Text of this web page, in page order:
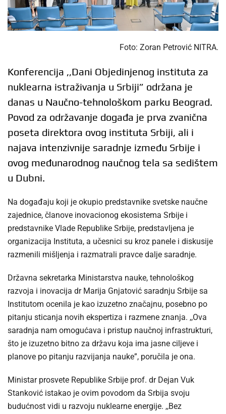
Foto: Zoran Petrović NITRA.
Konferencija ,,Dani Objedinjenog instituta za
nuklearna istraživanja u Srbiji” održana je
danas u Naučno-tehnološkom parku Beograd.
Povod za održavanje događa je prva zvanična
poseta direktora ovog instituta Srbiji, ali i
najava intenzivnije saradnje između Srbije i
ovog međunarodnog naučnog tela sa sedištem
u Dubni.
Na događaju koji je okupio predstavnike svetske naučne
zajednice, članove inovacionog ekosistema Srbije i
predstavnike Vlade Republike Srbije, predstavljena je
organizacija Instituta, a učesnici su kroz panele i diskusije
razmenili mišljenja i razmatrali pravce dalje saradnje.
Državna sekretarka Ministarstva nauke, tehnološkog
razvoja i inovacija dr Marija Gnjatović saradnju Srbije sa
Institutom ocenila je kao izuzetno značajnu, posebno po
pitanju sticanja novih ekspertiza i razmene znanja. ,,Ova
saradnja nam omogućava i pristup naučnoj infrastrukturi,
što je izuzetno bitno za državu koja ima jasne ciljeve i
planove po pitanju razvijanja nauke”, poručila je ona.
Ministar prosvete Republike Srbije prof. dr Dejan Vuk
Stanković istakao je ovim povodom da Srbija svoju
budućnost vidi u razvoju nuklearne energije. ,,Bez